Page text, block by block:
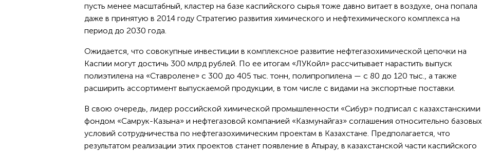
пусть менее масштабный, кластер на базе каспийского сырья тоже давно витает в воздухе, она попала
даже в принятую в 2014 году Стратегию развития химического и нефтехимического комплекса на
период до 2030 года.
Ожидается, что совокупные инвестиции в комплексное развитие нефтегазохимической цепочки на
Каспии могут достичь 300 млрд рублей. По ее итогам «ЛУКойл» рассчитывает нарастить выпуск
полиэтилена на «Ставролене» с 300 до 405 тыс. тонн, полипропилена — с 80 до 120 тыс., а также
расширить ассортимент выпускаемой продукции, в том числе с видами на экспортные поставки.
В свою очередь, лидер российской химической промышленности «Сибур» подписал с казахстанскими
фондом «Самрук-Казына» и нефтегазовой компанией «Казмунайгаз» соглашения относительно базовых
условий сотрудничества по нефтегазохимическим проектам в Казахстане. Предполагается, что
результатом реализации этих проектов станет появление в Атырау, в казахстанской части каспийского